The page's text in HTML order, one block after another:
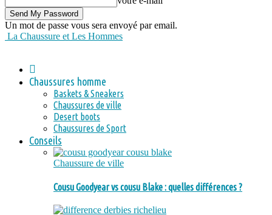
Un mot de passe vous sera envoyé par email.
La Chaussure et Les Hommes
Chaussures homme
Baskets & Sneakers
Chaussures de ville
Desert boots
Chaussures de Sport
Conseils
Chaussure de ville
Cousu Goodyear vs cousu Blake : quelles différences ?